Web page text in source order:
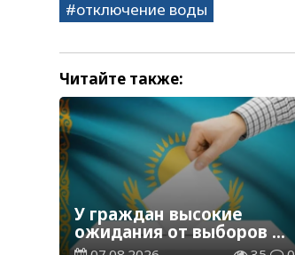
отключение воды
Читайте также:
У граждан высокие
ожидания от выборов в
Курултай – опрос